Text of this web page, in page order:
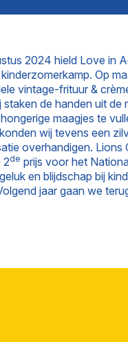
2024 hield Love in
Op
vintage-frituur &
staken de handen uit
maagjes te
wij tevens een
overhandigen. Lions
2de prijs voor het
en blijdschap bij
jaar gaan we